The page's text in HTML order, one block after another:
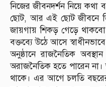
নিজের জীবনদর্শন নিয়ে
ছোট, আর এই ছোট জীবনে
জায়গায় শিকড় গেড়ে
বক্তব্যে উঠে আসে
অনুষ্ঠানে রাজনৈতিক
অরাজনৈতিক হতে পারেন না।
থাকে। এর আগে চলতি